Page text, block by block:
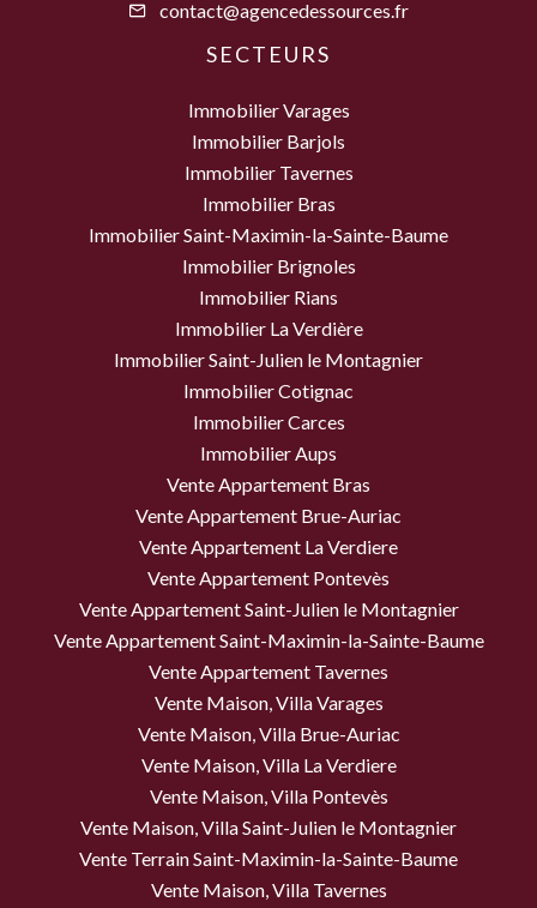
contact@agencedessources.fr
SECTEURS
Immobilier Varages
Immobilier Barjols
Immobilier Tavernes
Immobilier Bras
Immobilier Saint-Maximin-la-Sainte-Baume
Immobilier Brignoles
Immobilier Rians
Immobilier La Verdière
Immobilier Saint-Julien le Montagnier
Immobilier Cotignac
Immobilier Carces
Immobilier Aups
Vente Appartement Bras
Vente Appartement Brue-Auriac
Vente Appartement La Verdiere
Vente Appartement Pontevès
Vente Appartement Saint-Julien le Montagnier
Vente Appartement Saint-Maximin-la-Sainte-Baume
Vente Appartement Tavernes
Vente Maison, Villa Varages
Vente Maison, Villa Brue-Auriac
Vente Maison, Villa La Verdiere
Vente Maison, Villa Pontevès
Vente Maison, Villa Saint-Julien le Montagnier
Vente Terrain Saint-Maximin-la-Sainte-Baume
Vente Maison, Villa Tavernes